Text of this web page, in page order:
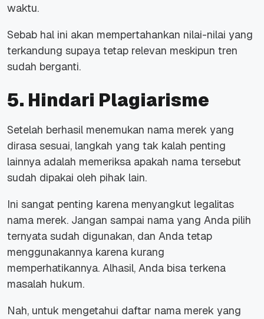
waktu.
Sebab hal ini akan mempertahankan nilai-nilai yang
terkandung supaya tetap relevan meskipun tren
sudah berganti.
5. Hindari Plagiarisme
Setelah berhasil menemukan nama merek yang
dirasa sesuai, langkah yang tak kalah penting
lainnya adalah memeriksa apakah nama tersebut
sudah dipakai oleh pihak lain.
Ini sangat penting karena menyangkut legalitas
nama merek. Jangan sampai nama yang Anda pilih
ternyata sudah digunakan, dan Anda tetap
menggunakannya karena kurang
memperhatikannya. Alhasil, Anda bisa terkena
masalah hukum.
Nah, untuk mengetahui daftar nama merek yang